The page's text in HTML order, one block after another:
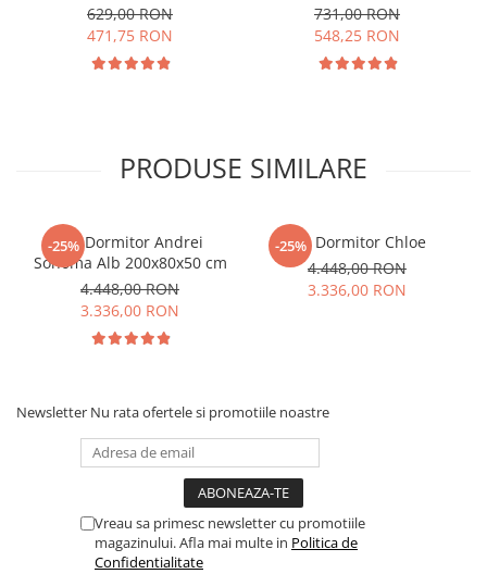
629,00 RON
471,75 RON
731,00 RON
548,25 RON
PRODUSE SIMILARE
-25%
Set Dormitor Andrei
Sonoma Alb 200x80x50 cm
4.448,00 RON
3.336,00 RON
-25%
Set Dormitor Chloe
4.448,00 RON
3.336,00 RON
Newsletter Nu rata ofertele si promotiile noastre
Vreau sa primesc newsletter cu promotiile
magazinului. Afla mai multe in Politica de
Confidentialitate